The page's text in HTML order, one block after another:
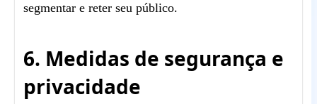
segmentar e reter seu público.
6. Medidas de segurança e
privacidade